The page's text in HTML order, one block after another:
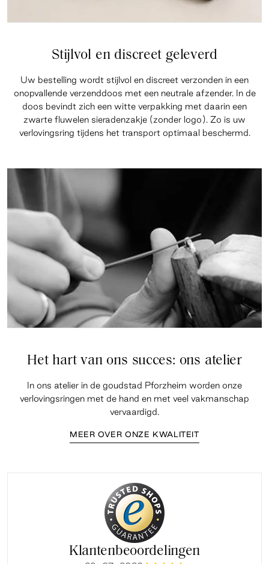
Stijlvol en discreet geleverd
Uw bestelling wordt stijlvol en discreet verzonden in een
onopvallende verzenddoos met een neutrale afzender. In de
doos bevindt zich een witte verpakking met daarin een
zwarte fluwelen sieradenzakje (zonder logo). Zo is uw
verlovingsring tijdens het transport optimaal beschermd.
Het hart van ons succes: ons atelier
In ons atelier in de goudstad Pforzheim worden onze
verlovingsringen met de hand en met veel vakmanschap
vervaardigd.
MEER OVER ONZE KWALITEIT
Klantenbeoordelingen